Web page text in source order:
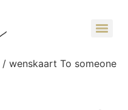
/ wenskaart To someone